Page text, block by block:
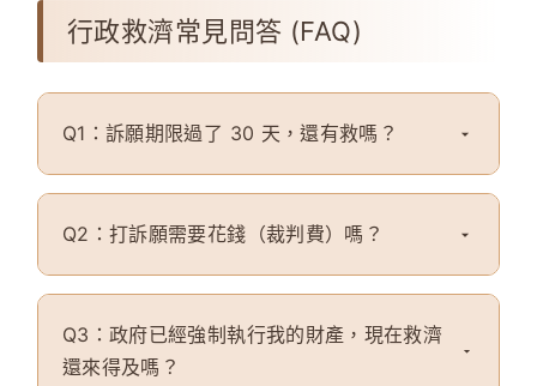
行政救濟常見問答 (FAQ)
Q1：訴願期限過了 30 天，還有救嗎？
Q2：打訴願需要花錢（裁判費）嗎？
Q3：政府已經強制執行我的財產，現在救濟
還來得及嗎？